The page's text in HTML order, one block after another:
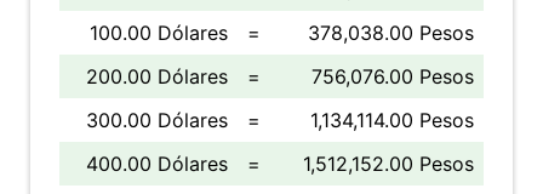
100.00 Dólares
=
378,038.00 Pesos
200.00 Dólares
=
756,076.00 Pesos
300.00 Dólares
=
1,134,114.00 Pesos
400.00 Dólares
=
1,512,152.00 Pesos